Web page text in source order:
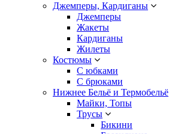
Джемперы, Кардиганы
Джемперы
Жакеты
Кардиганы
Жилеты
Костюмы
С юбками
С брюками
Нижнее Бельё и Термобельё
Майки, Топы
Трусы
Бикини